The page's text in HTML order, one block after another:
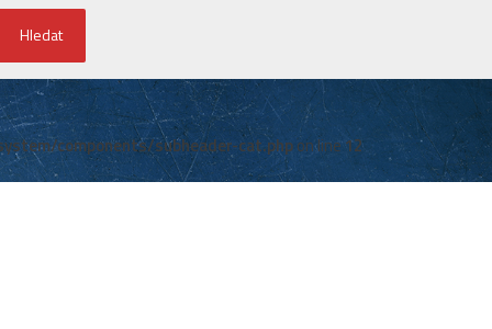
Hledat
components/subheader-cat.phpon line12